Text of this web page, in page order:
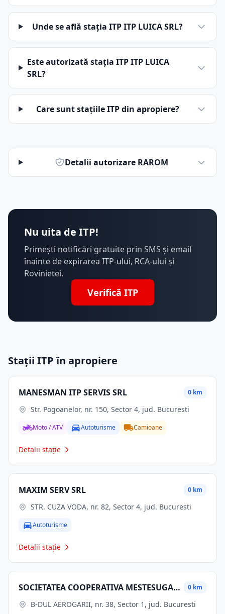
Unde se află stația ITP ITP LUICA SRL?
Este autorizată stația ITP ITP LUICA
SRL?
Care sunt stațiile ITP din apropiere?
Detalii autorizare RAROM
Nu uita de ITP!
Primești notificări gratuite prin SMS și email
înainte de expirarea ITP-ului, RCA-ului și
Rovinietei.
Verifică ITP
Stații ITP în apropiere
MANESMAN ITP SERVIS SRL 0 km
Str. Pogoanelor, nr. 150, Sector 4, jud. Bucuresti
Moto / ATV Autoturisme Camioane
Detalii stație
MAXIM SERV SRL 0 km
STR. CUZA VODA, nr. 82, Sector 4, jud. Bucuresti
Autoturisme
Detalii stație
SOCIETATEA COOPERATIVA MESTESUGAREASCA INTERSERVICE BANEASA 0 km
B-DUL AEROGARII, nr. 38, Sector 1, jud. Bucuresti